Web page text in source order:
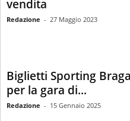
vendita
Redazione - 27 Maggio 2023
Biglietti Sporting
per la gara di...
Redazione - 15 Gennaio 2025